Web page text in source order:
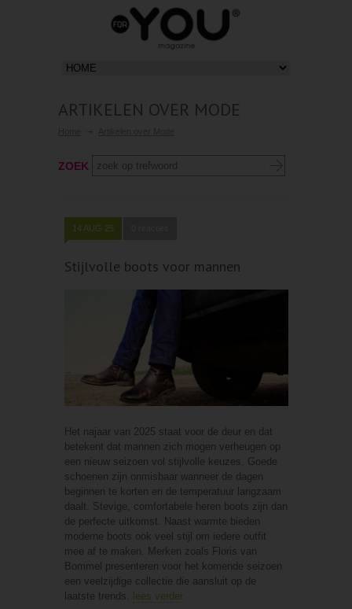
ARTIKELEN OVER MODE
ZOEK
14 AUG 25
Stijlvolle boots voor mannen
Het najaar van 2025 staat voor de deur en dat
betekent dat mannen zich mogen verheugen op
een nieuw seizoen vol stijlvolle keuzes. Goede
schoenen zijn onmisbaar wanneer de dagen
beginnen te korten en de temperatuur langzaam
daalt. Stevige, comfortabele heren boots zijn dan
de perfecte uitkomst. Naast warmte bieden
moderne boots ook veel stijl om iedere outfit
mee af te maken. Merken zoals Floris van
Bommel presenteren voor het komende seizoen
een veelzijdige collectie die aansluit op de
laatste trends.
lees verder